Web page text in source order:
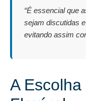
“É essencial que
sejam discutidas
evitando assim
A